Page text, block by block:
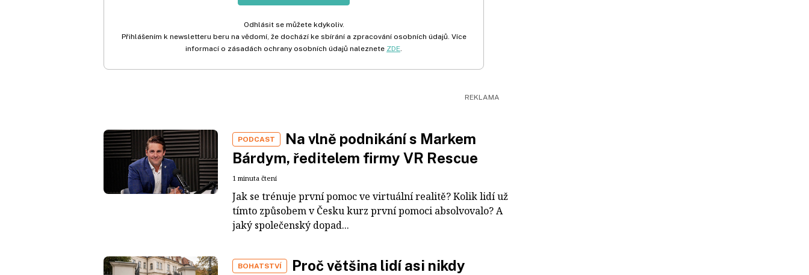
Odhlásit se můžete kdykoliv.
Přihlášením k newsletteru beru na vědomí, že dochází ke sbírání a zpracování osobních údajů. Více
informací o zásadách ochrany osobních údajů naleznete ZDE
PODCAST
Na vlně podnikání s Markem
Bárdym, ředitelem firmy VR Rescue
1 minuta čtení
Jak se trénuje první pomoc ve virtuální realitě? Kolik lidí už
tímto způsobem v Česku kurz první pomoci absolvovalo? A
jaký společenský dopad...
BOHATSTVÍ
Proč většina lidí asi nikdy